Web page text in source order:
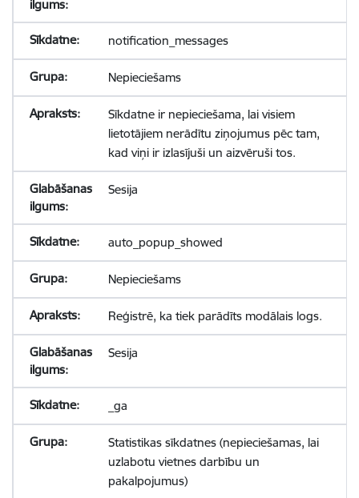
notification_messages
Nepieciešams
Sīkdatne ir nepieciešama, lai visiem
lietotājiem nerādītu ziņojumus pēc tam,
kad viņi ir izlasījuši un aizvēruši tos.
Sesija
auto_popup_showed
Nepieciešams
Reģistrē, ka tiek parādīts modālais logs.
Sesija
_ga
Statistikas sīkdatnes (nepieciešamas, lai
uzlabotu vietnes darbību un
pakalpojumus)